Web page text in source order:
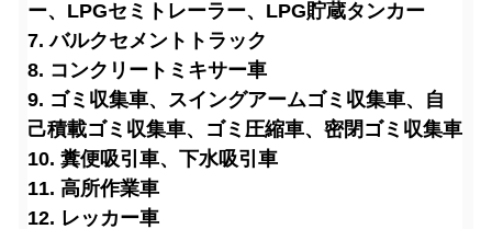
ー、LPGセミトレーラー、LPG貯蔵タンカー
7. バルクセメントトラック
8. コンクリートミキサー車
9. ゴミ収集車、スイングアームゴミ収集車、自
己積載ゴミ収集車、ゴミ圧縮車、密閉ゴミ収集車
10. 糞便吸引車、下水吸引車
11. 高所作業車
12. レッカー車